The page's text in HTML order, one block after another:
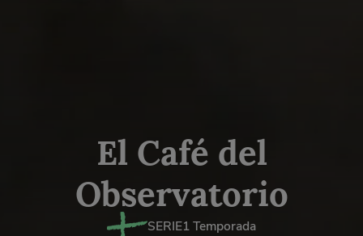
El Café del
Observatorio
SERIE1 Temporada